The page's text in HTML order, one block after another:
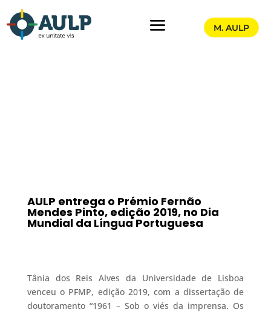
M. AULP
AULP entrega o Prémio Fernão
Mendes Pinto, edição 2019, no Dia
Mundial da Língua Portuguesa
Tânia dos Reis Alves da Universidade de Lisboa
venceu o PFMP, edição 2019, com a dissertação de
doutoramento “1961 – Sob o viés da imprensa. Os